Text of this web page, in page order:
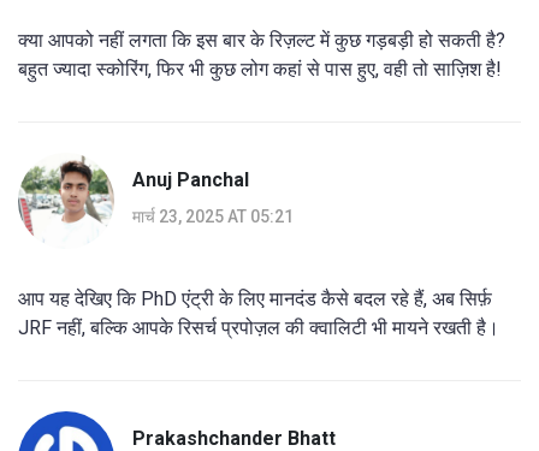
क्या आपको नहीं लगता कि इस बार के रिज़ल्ट में कुछ गड़बड़ी हो सकती है?
बहुत ज्यादा स्कोरिंग, फिर भी कुछ लोग कहां से पास हुए, वही तो साज़िश है!
Anuj Panchal
मार्च 23, 2025 AT 05:21
आप यह देखिए कि PhD एंट्री के लिए मानदंड कैसे बदल रहे हैं, अब सिर्फ़
JRF नहीं, बल्कि आपके रिसर्च प्रपोज़ल की क्वालिटी भी मायने रखती है।
Prakashchander Bhatt